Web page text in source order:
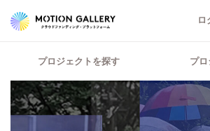
ロ
プロジェクトを探す プ